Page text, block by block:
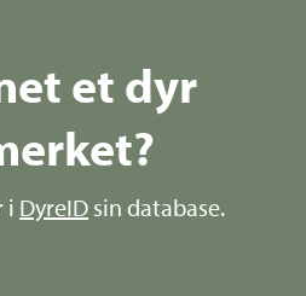
et dyr
i DyreID sin database.